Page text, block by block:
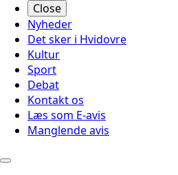
Close
Nyheder
Det sker i Hvidovre
Kultur
Sport
Debat
Kontakt os
Læs som E-avis
Manglende avis